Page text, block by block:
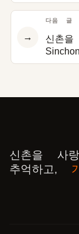
다음 글
신촌
Sinchon
→
신촌을 사랑
추억하고,